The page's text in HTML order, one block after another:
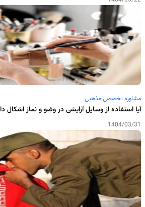
مشاوره تخصصی مذهبی
آیا استفاده از وسایل آرایشی در وضو و نماز اشکال
1404/03/31